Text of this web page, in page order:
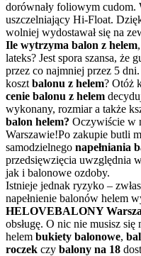
dorównały foliowym cudom.
uszczelniający Hi-Float.
wolniej wydostawał się na
Ile wytrzyma balon z helem
lateks? Jest spora szansa, że
przez co najmniej przez 5
koszt balonu z helem? Otóż
cenie balonu z helem
wykonany, rozmiar a także
balon helem? Oczywiście w
Warszawie!Po zakupie butli
samodzielnego napełniania
przedsięwzięcia uwzględnia
jak i balonowe ozdoby.
Istnieje jednak ryzyko –
napełnienie balonów helem
HELOVEBALONY
obsługę. O nic nie musisz
helem bukiety balonowe,
roczek czy balony na 18